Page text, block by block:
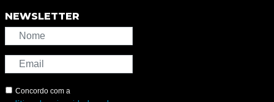
NEWSLETTER
Concordo com a